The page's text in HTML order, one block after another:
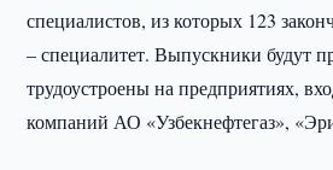
специалистов, из которых 123
– специалитет. Выпускники будут
трудоустроены на предприятиях,
компаний АО «Узбекнефтегаз»,